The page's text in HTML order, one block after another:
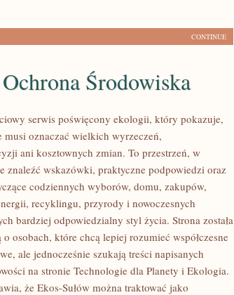
CONTINUE
Środowiska
serwis poświęcony ekologii, który pokazuje,
musi oznaczać wielkich wyrzeczeń,
ani kosztownych zmian. To przestrzeń, w
znaleźć wskazówki, praktyczne podpowiedzi oraz
codziennych wyborów, domu, zakupów,
recyklingu, przyrody i nowoczesnych
bardziej odpowiedzialny styl życia. Strona została
osobach, które chcą lepiej rozumieć współczesne
ale jednocześnie szukają treści napisanych
na stronie Technologie dla Planety i Ekologia.
że Ekos-Sułów można traktować jako